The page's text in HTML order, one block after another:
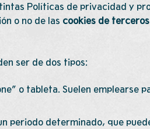
Políticas de privacidad y
o no de las cookies de terceros
ser de dos tipos:
o tableta. Suelen emplearse
periodo determinado, que